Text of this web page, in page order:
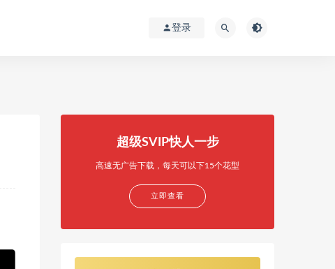
登录
超级SVIP快人一步
高速无广告下载，每天可以下15个花型
立即查看